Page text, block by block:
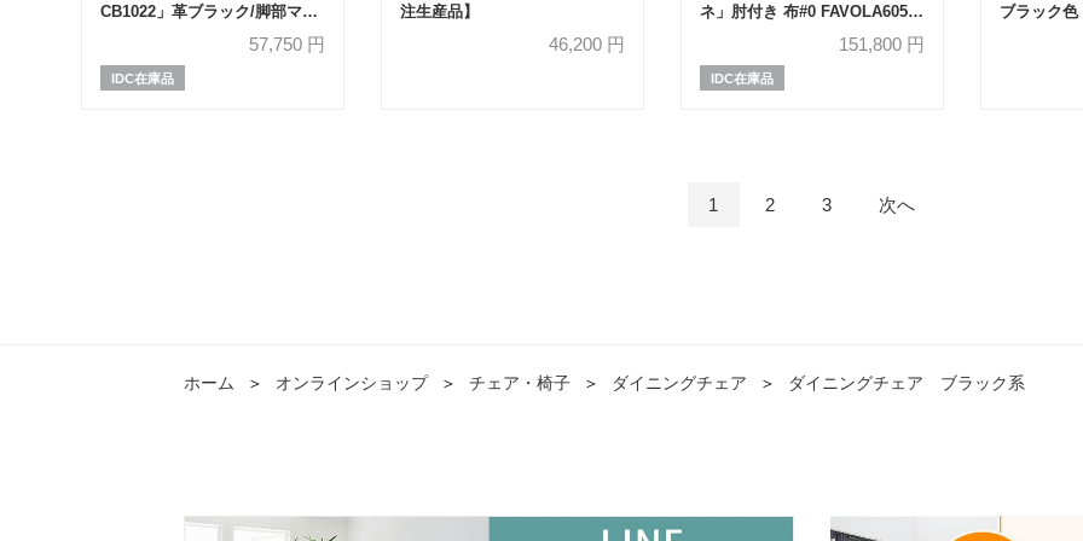
CB1022」革ブラック/脚部マッ
57,750円
IDC在庫品
注生産品】
46,200円
ネ」肘付き 布#0 FAVOLA605
151,800 円
IDC在庫品
ブラック色
1 2 3 次へ
ホーム ＞ オンラインショップ ＞ チェア・椅子 ＞ ダイニングチェア ＞ ダイニングチェア ブラック系